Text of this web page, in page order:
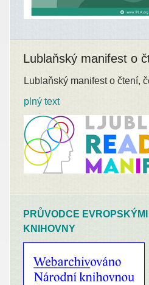
Lublaňský manifest o
Lublaňský manifest o čtení,
plný text
PRŮVODCE
KNIHOVNY